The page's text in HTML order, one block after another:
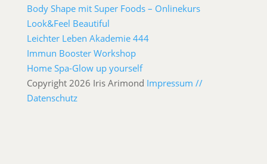
Body Shape mit Super Foods – Onlinekurs
Look&Feel Beautiful
Leichter Leben Akademie 444
Immun Booster Workshop
Home Spa-Glow up yourself
Copyright 2026 Iris Arimond Impressum //
Datenschutz